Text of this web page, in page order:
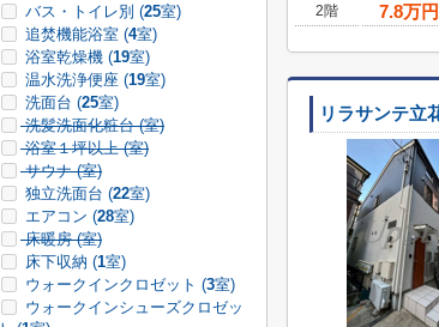
2階
7.8万円
リラサンテ立
バス・トイレ別 (25室)
追焚機能浴室 (4室)
浴室乾燥機 (19室)
温水洗浄便座 (19室)
洗面台 (25室)
洗髪洗面化粧台 (室)
浴室１坪以上 (室)
サウナ (室)
独立洗面台 (22室)
エアコン (28室)
床暖房 (室)
床下収納 (1室)
ウォークインクロゼット (3室)
ウォークインシューズクロゼッ